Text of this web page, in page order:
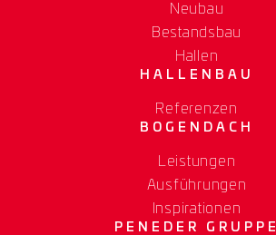
Neubau
Bestandsbau
Hallen
HALLENBAU
Referenzen
BOGENDACH
Leistungen
Ausführungen
Inspirationen
PENEDER GRUPPE